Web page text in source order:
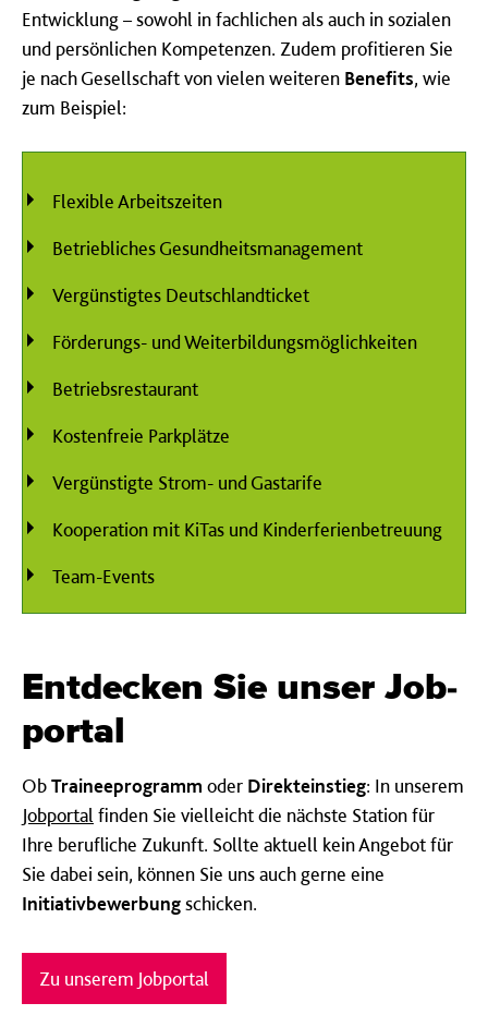
Entwicklung – sowohl in fachlichen als auch in sozialen
und persönlichen Kompetenzen. Zudem profitieren Sie
je nach Gesellschaft von vielen weiteren Benefits, wie
zum Beispiel:
Flexible Arbeitszeiten
Betriebliches Gesundheitsmanagement
Vergünstigtes Deutschlandticket
Förderungs- und Weiterbildungsmöglichkeiten
Betriebsrestaurant
Kostenfreie Parkplätze
Vergünstigte Strom- und Gastarife
Kooperation mit KiTas und Kinderferienbetreuung
Team-Events
Entdecken Sie unser Job­
portal
ObTraineeprogramm oder Direkteinstieg: In unserem
Jobportal finden Sie vielleicht die nächste Station für
Ihre berufliche Zukunft. Sollte aktuell kein Angebot für
Sie dabei sein, können Sie uns auch gerne eine
Initiativbewerbungschicken.
Zu unserem Jobportal